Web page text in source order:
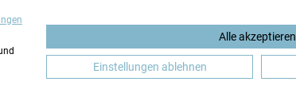
Alle akzeptieren
Einstellungen ablehnen